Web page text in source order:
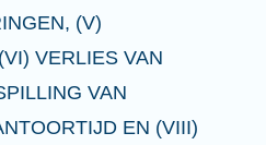
(V)
VERLIES VAN
VAN
EN (VIII)